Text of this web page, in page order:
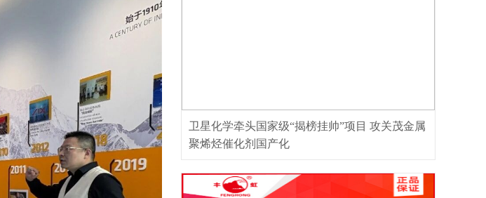
卫星化学牵头国家级“揭榜挂帅”项目 攻关茂金属
聚烯烃催化剂国产化